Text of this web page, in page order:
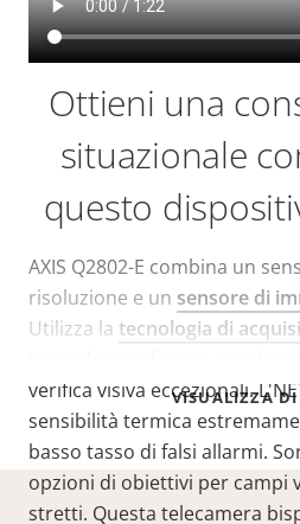
VISUALIZZA
Ottieni una
situazionale
questo
AXIS Q2802-E combina un
risoluzione e un sensore di
Utilizza la tecnologia di
verifica visiva eccezionali.
sensibilità termica
basso tasso di falsi allarmi.
opzioni di obiettivi per campi
stretti. Questa telecamera